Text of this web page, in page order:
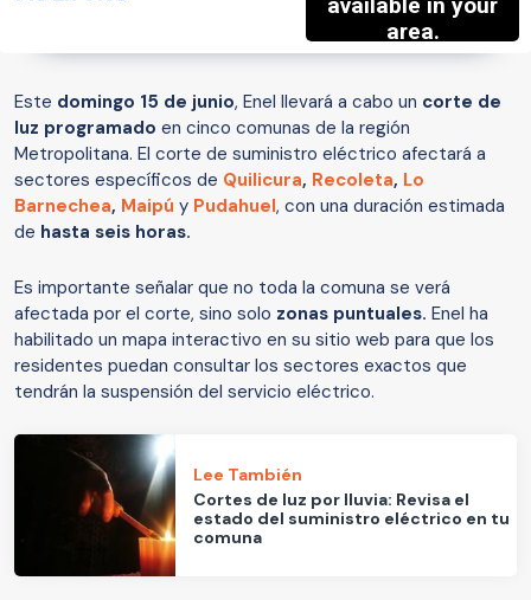
Este domingo 15 de junio, Enel llevará a cabo un corte de
luz programado en cinco comunas de la región
Metropolitana. El corte de suministro eléctrico afectará a
sectores específicos de Quilicura, Recoleta, Lo
Barnechea, Maipú y Pudahuel, con una duración estimada
de hasta seis horas.
Es importante señalar que no toda la comuna se verá
afectada por el corte, sino solo zonas puntuales. Enel ha
habilitado un mapa interactivo en su sitio web para que los
residentes puedan consultar los sectores exactos que
tendrán la suspensión del servicio eléctrico.
Lee También
Cortes de luz por lluvia: Revisa el
estado del suministro eléctrico en tu
comuna